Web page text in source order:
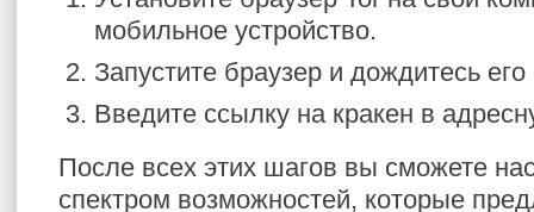
мобильное устройство.
Запустите браузер и дождитесь
Введите ссылку на кракен в
После всех этих шагов вы сможете
спектром возможностей, которые